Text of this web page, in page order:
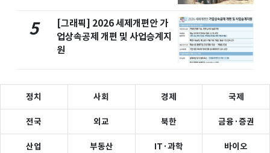
5
[그래픽] 2026 세제개편안 가
업상속공제 개편 및 사업승계지
원
정치 사회 경제 국제
전국 외교 북한 금융·증권
산업 부동산 IT·과학 바이오